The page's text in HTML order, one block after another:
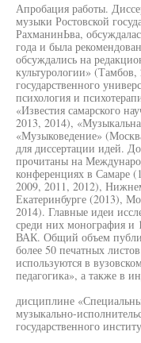
Апробация работы.
музыки Ростовской
РахманинЬва,
года и была
обсуждались на
культурологии»
государственного
психология и
«Известия самарского
2013, 2014),
«Музыковедение»
для диссертации идей.
прочитаны на
конференциях в Самаре
2009, 2011, 2012),
Екатеринбурге (2013),
2014). Главные идеи
среди них монография и
ВАК. Общий объем
более 50 печатных
используются в
педагогика», а также в
дисциплине
музыкально-
государственного